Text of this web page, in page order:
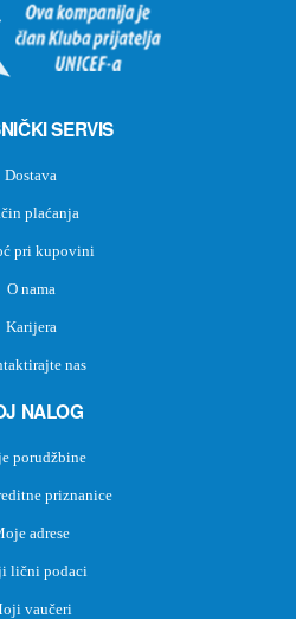
SERVIS
Dostava
plaćanja
pri kupovini
O nama
Karijera
nas
NALOG
porudžbine
priznanice
adrese
lični podaci
vaučeri